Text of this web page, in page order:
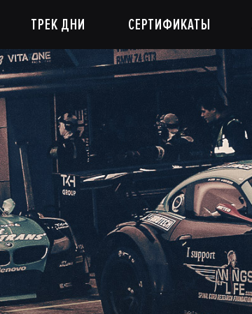
ТРЕК ДНИ СЕРТИФИКАТЫ